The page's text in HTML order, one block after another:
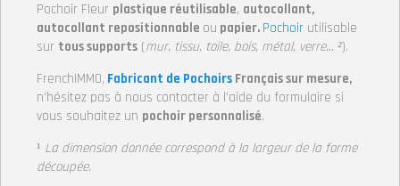
Pochoir Fleur plastique réutilisable, autocollant,
autocollant repositionnable ou papier. Pochoir utilisable
sur tous supports (mur, tissu, toile, bois, métal, verre… ²).
FrenchIMMO, Fabricant de Pochoirs Français sur mesure,
n’hésitez pas à nous contacter à l’aide du formulaire si
vous souhaitez un pochoir personnalisé.
¹ La dimension donnée correspond à la largeur de la forme
découpée.